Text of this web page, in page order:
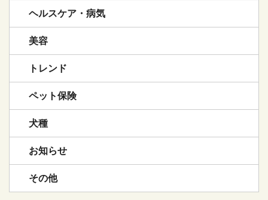
ヘルスケア・病気
美容
トレンド
ペット保険
犬種
お知らせ
その他